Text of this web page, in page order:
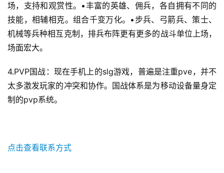
场，支持和观赏性。•丰富的英雄、佣兵，各自拥有不同的
技能，相辅相克。组合千变万化。•步兵、弓箭兵、策士、
机械等兵种相互克制，排兵布阵更有更多的战斗单位上场，
场面宏大。
4.PVP国战：现在手机上的slg游戏，普遍是注重pve，并不
太多激发玩家的冲突和协作。国战体系是为移动设备量身定
制的pvp系统。
点击查看联系方式